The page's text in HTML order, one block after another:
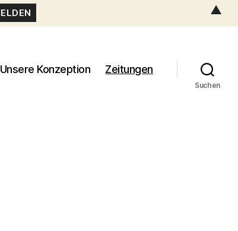
Unsere Konzeption Zeitungen
Suchen
▲